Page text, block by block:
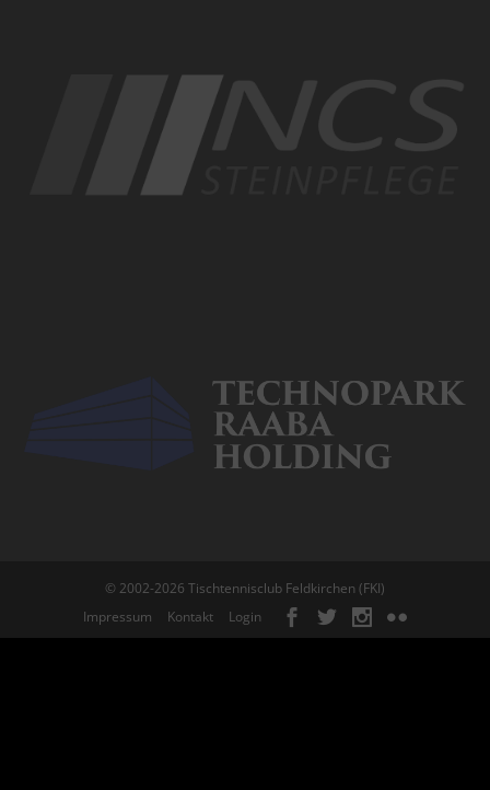
© 2002-2026 Tischtennisclub Feldkirchen (FKI)
Impressum
Kontakt Login